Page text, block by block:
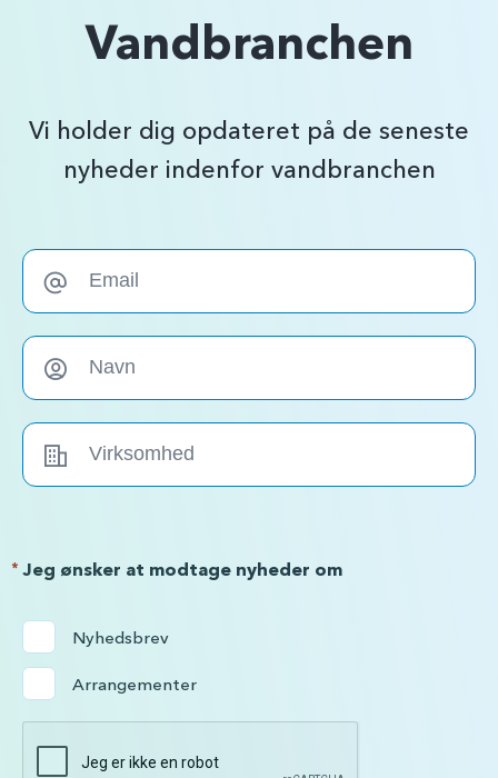
Vandbranchen
Vi holder dig opdateret på de seneste
nyheder indenfor vandbranchen
Jeg ønsker at modtage nyheder om
*
Nyhedsbrev
Arrangementer